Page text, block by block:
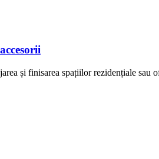
și finisarea spațiilor rezidențiale